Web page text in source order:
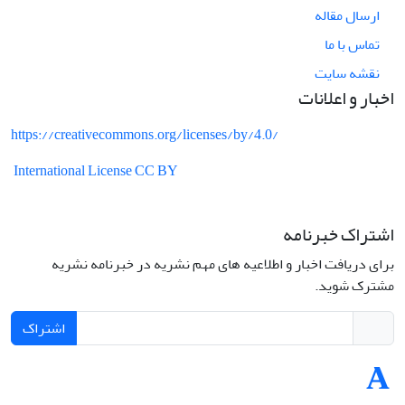
ارسال مقاله
تماس با ما
نقشه سایت
اخبار و اعلانات
https://creativecommons.org/licenses/by/4.0/
International License CC BY
اشتراک خبرنامه
برای دریافت اخبار و اطلاعیه های مهم نشریه در خبرنامه نشریه
مشترک شوید.
اشتراک